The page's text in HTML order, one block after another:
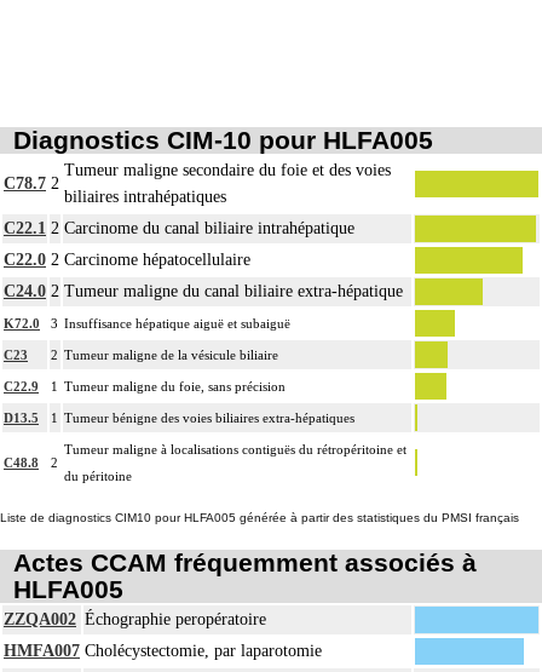
Diagnostics CIM-10 pour HLFA005
C78.7 2
Tumeur maligne secondaire du foie et des voies
biliaires intrahépatiques
C22.1 2 Carcinome du canal biliaire intrahépatique
C22.0 2 Carcinome hépatocellulaire
C24.0 2 Tumeur maligne du canal biliaire extra-hépatique
K72.0 3 Insuffisance hépatique aiguë et subaiguë
C23 2 Tumeur maligne de la vésicule biliaire
C22.9 1 Tumeur maligne du foie, sans précision
D13.5 1 Tumeur bénigne des voies biliaires extra-hépatiques
C48.8 2
Tumeur maligne à localisations contiguës du rétropéritoine et
du péritoine
Liste de diagnostics CIM10 pour HLFA005 générée à partir des statistiques du PMSI français
Actes CCAM fréquemment associés à
HLFA005
ZZQA002 Échographie peropératoire
HMFA007 Cholécystectomie, par laparotomie